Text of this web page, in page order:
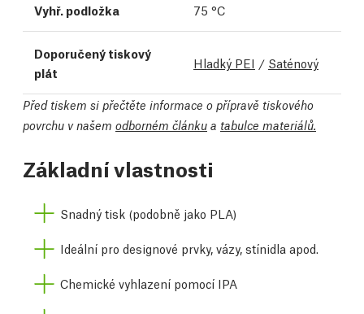
Vyhř. podložka 75 °C
Doporučený tiskový
plát
Hladký PEI / Saténový
Před tiskem si přečtěte informace o přípravě tiskového
povrchu v našem odborném článku a tabulce materiálů.
Základní vlastnosti
Snadný tisk (podobně jako PLA)
Ideální pro designové prvky, vázy, stínidla apod.
Chemické vyhlazení pomocí IPA